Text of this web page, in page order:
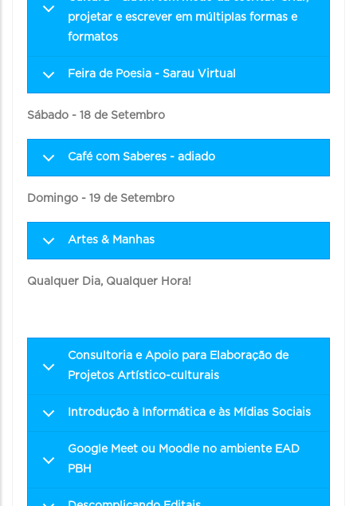
projetar e escrever em múltiplas formas e
formatos
Feira de Poesia - Sarau Virtual
Sábado - 18 de Setembro
Café com Saberes - adiado
Domingo - 19 de Setembro
Artes & Manhas
Qualquer Dia, Qualquer Hora!
Consultoria e Apoio para Elaboração de
Projetos Artístico-culturais
Introdução à Informática e às Mídias Sociais
Google Meet ou Moodle no ambiente EAD
PBH